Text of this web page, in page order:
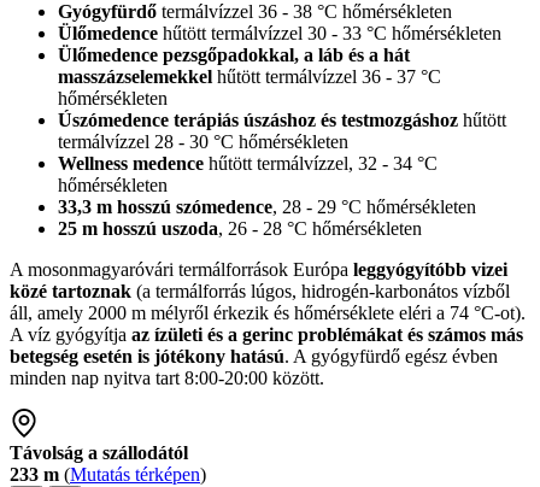
Gyógyfürdő termálvízzel 36 - 38 °C hőmérsékleten
Ülőmedence hűtött termálvízzel 30 - 33 °C hőmérsékleten
Ülőmedence pezsgőpadokkal, a láb és a hát
masszázselemekkel hűtött termálvízzel 36 - 37 °C
hőmérsékleten
Úszómedence terápiás úszáshoz és testmozgáshoz hűtött
termálvízzel 28 - 30 °C hőmérsékleten
Wellness medence hűtött termálvízzel, 32 - 34 °C
hőmérsékleten
33,3 m hosszú szómedence, 28 - 29 °C hőmérsékleten
25 m hosszú uszoda, 26 - 28 °C hőmérsékleten
A mosonmagyaróvári termálforrások Európa leggyógyítóbb vizei
közé tartoznak (a termálforrás lúgos, hidrogén-karbonátos vízből
áll, amely 2000 m mélyről érkezik és hőmérséklete eléri a 74 °C-ot).
A víz gyógyítja az ízületi és a gerinc problémákat és számos más
betegség esetén is jótékony hatású. A gyógyfürdő egész évben
minden nap nyitva tart 8:00-20:00 között.
Távolság a szállodától
233 m (Mutatás térképen)